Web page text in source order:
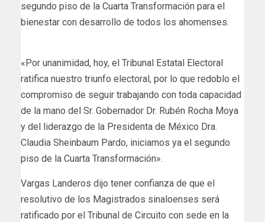
segundo piso de la Cuarta Transformación para el
bienestar con desarrollo de todos los ahomenses.
«Por unanimidad, hoy, el Tribunal Estatal Electoral
ratifica nuestro triunfo electoral, por lo que redoblo el
compromiso de seguir trabajando con toda capacidad
de la mano del Sr. Gobernador Dr. Rubén Rocha Moya
y del liderazgo de la Presidenta de México Dra.
Claudia Sheinbaum Pardo, iniciamos ya el segundo
piso de la Cuarta Transformación».
Vargas Landeros dijo tener confianza de que el
resolutivo de los Magistrados sinaloenses será
ratificado por el Tribunal de Circuito con sede en la